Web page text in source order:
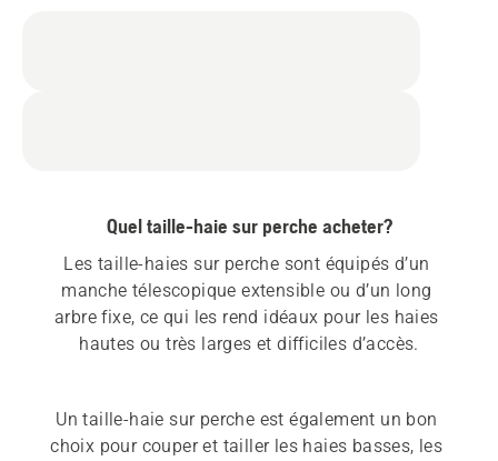
Quel taille-haie sur perche acheter?
Les taille-haies sur perche sont équipés d’un
manche télescopique extensible ou d’un long
arbre fixe, ce qui les rend idéaux pour les haies
Un taille-haie sur perche est également un bon
choix pour couper et tailler les haies basses, les